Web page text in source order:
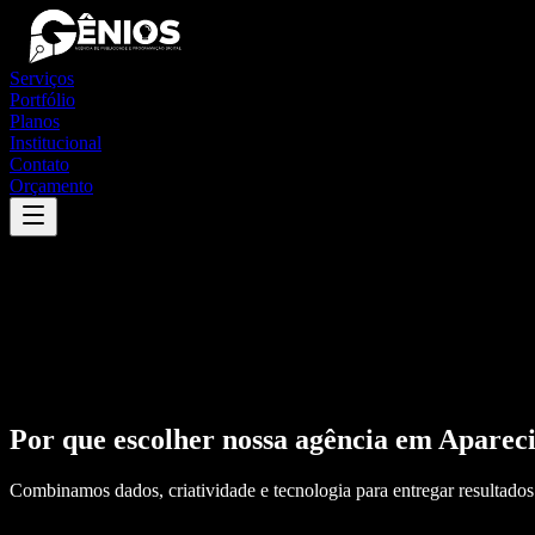
Serviços
Portfólio
Planos
Institucional
Contato
Orçamento
Por que escolher nossa agência em
Combinamos dados, criatividade e tecnologia para entregar